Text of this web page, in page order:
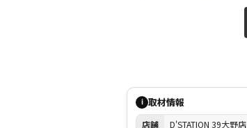
i 取材情報
店舗
D'STATION 39大野店